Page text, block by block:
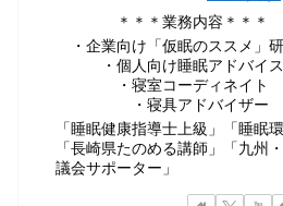
＊＊＊業務内容＊＊＊
・企業向け「仮眠のススメ」
・個人向け睡眠アドバイス
・寝室コーディネイト
・寝具アドバイザー
「睡眠健康指導士上級」「睡眠
「長崎県たのめる講師」「九州
議会サポーター」